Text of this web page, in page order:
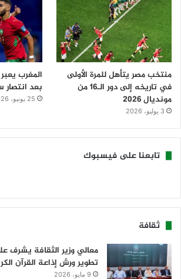
منتخب مصر يتأهل للمرة الأولى
في تاريخه إلى دور الـ16 من
مونديال 2026
3 يوليو، 2026
المغرب
بعد
25 يونيو، 2026
تابعنا على فيسبوك
ثقافة
معالي وزير الثقافة يشرف
تطوير ورش إذاعة القرآن
9 مايو، 2026